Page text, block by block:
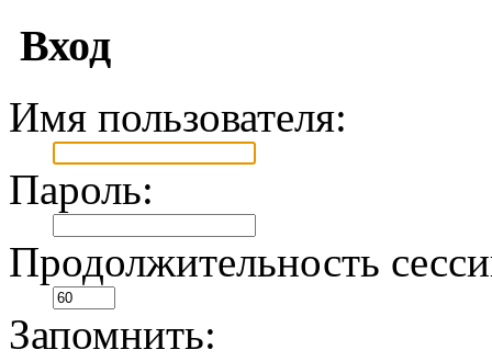
Вход
Имя пользователя:
Пароль:
Продолжительность
Запомнить: